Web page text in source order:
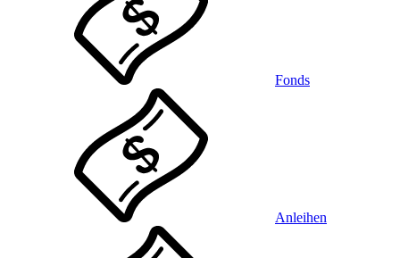
Fonds
Anleihen